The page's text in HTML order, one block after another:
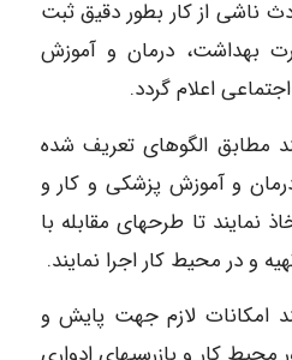
ناشی از کار بطور دقیق ثبت
بهداشت، درمان و آموزش
اعلام گردد.
مطابق الگوهای تعریف شده
و آموزش پزشکی و کار و
نمایند تا طرحهای مقابله با
و در محیط کار اجرا نمایند.
امکانات لازم جهت پایش و